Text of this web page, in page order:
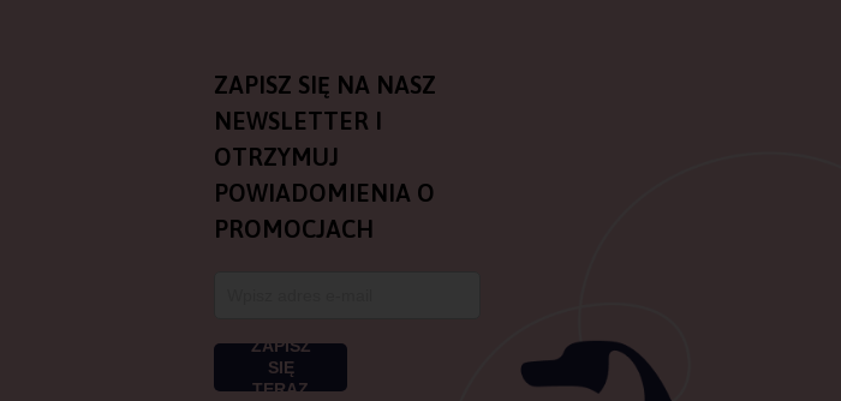
ZAPISZ SIĘ NA NASZ
NEWSLETTER I
OTRZYMUJ
POWIADOMIENIA O
PROMOCJACH
ZAPISZ
SIĘ
TERAZ